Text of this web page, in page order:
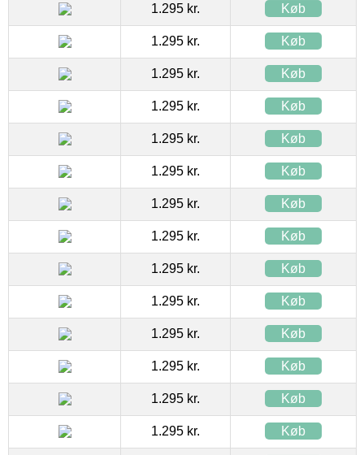
1.295 kr. Køb
1.295 kr. Køb
1.295 kr. Køb
1.295 kr. Køb
1.295 kr. Køb
1.295 kr. Køb
1.295 kr. Køb
1.295 kr. Køb
1.295 kr. Køb
1.295 kr. Køb
1.295 kr. Køb
1.295 kr. Køb
1.295 kr. Køb
1.295 kr. Køb